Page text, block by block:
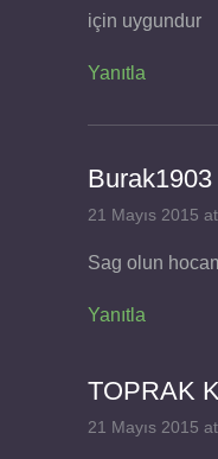
için uygundur
Yanıtla
Burak1903
21 Mayıs 2015
Sag olun
Yanıtla
TOPRAK
21 Mayıs 2015